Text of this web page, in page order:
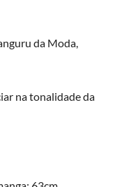
da Moda,
na tonalidade da